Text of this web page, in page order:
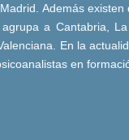
Además
a Cantabria,
En la
en